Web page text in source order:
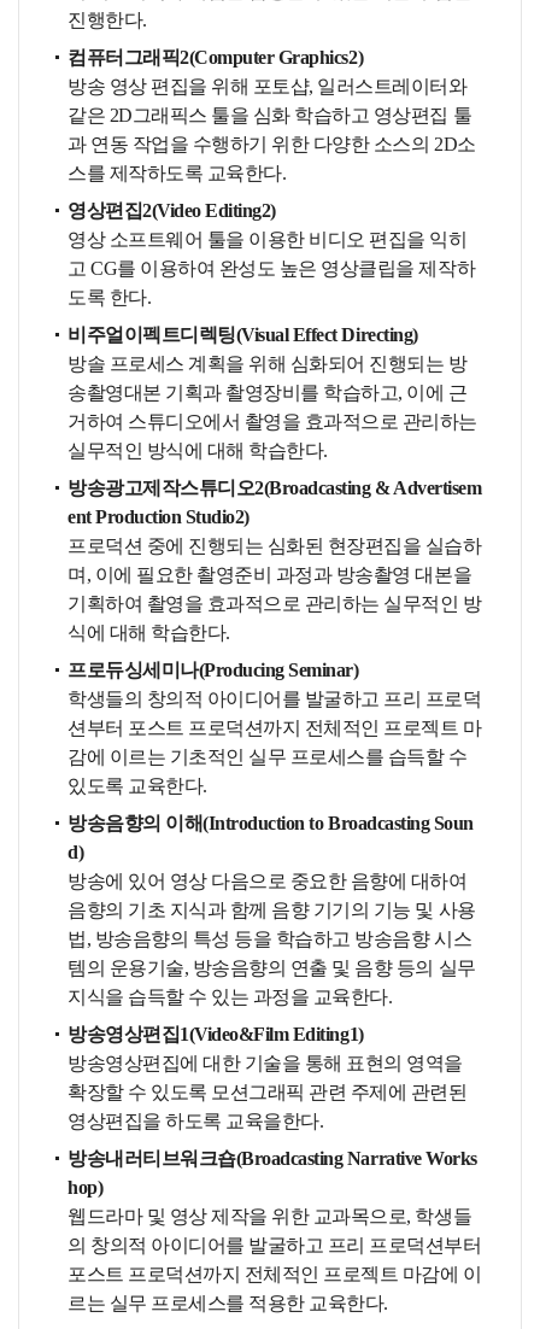
진행한다.
컴퓨터그래픽2(Computer Graphics2)
방송 영상 편집을 위해 포토샵, 일러스트레이터와
같은 2D그래픽스 툴을 심화 학습하고 영상편집 툴
과 연동 작업을 수행하기 위한 다양한 소스의 2D소
스를 제작하도록 교육한다.
영상편집2(Video Editing2)
영상 소프트웨어 툴을 이용한 비디오 편집을 익히
고 CG를 이용하여 완성도 높은 영상클립을 제작하
도록 한다.
비주얼이펙트디렉팅(Visual Effect Directing)
방솔 프로세스 계획을 위해 심화되어 진행되는 방
송촬영대본 기획과 촬영장비를 학습하고, 이에 근
거하여 스튜디오에서 촬영을 효과적으로 관리하는
실무적인 방식에 대해 학습한다.
방송광고제작스튜디오2(Broadcasting & Advertisem
ent Production Studio2)
프로덕션 중에 진행되는 심화된 현장편집을 실습하
며, 이에 필요한 촬영준비 과정과 방송촬영 대본을
기획하여 촬영을 효과적으로 관리하는 실무적인 방
식에 대해 학습한다.
프로듀싱세미나(Producing Seminar)
학생들의 창의적 아이디어를 발굴하고 프리 프로덕
션부터 포스트 프로덕션까지 전체적인 프로젝트 마
감에 이르는 기초적인 실무 프로세스를 습득할 수
있도록 교육한다.
방송음향의 이해(Introduction to Broadcasting Soun
d)
방송에 있어 영상 다음으로 중요한 음향에 대하여
음향의 기초 지식과 함께 음향 기기의 기능 및 사용
법, 방송음향의 특성 등을 학습하고 방송음향 시스
템의 운용기술, 방송음향의 연출 및 음향 등의 실무
지식을 습득할 수 있는 과정을 교육한다.
방송영상편집1(Video&Film Editing1)
방송영상편집에 대한 기술을 통해 표현의 영역을
확장할 수 있도록 모션그래픽 관련 주제에 관련된
영상편집을 하도록 교육을한다.
방송내러티브워크숍(Broadcasting Narrative Works
hop)
웹드라마 및 영상 제작을 위한 교과목으로, 학생들
의 창의적 아이디어를 발굴하고 프리 프로덕션부터
포스트 프로덕션까지 전체적인 프로젝트 마감에 이
르는 실무 프로세스를 적용한 교육한다.